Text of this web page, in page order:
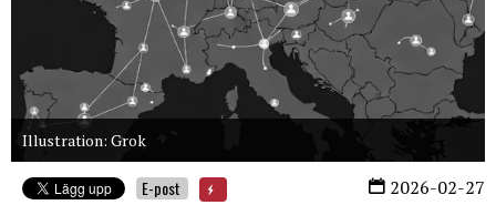
Illustration: Grok
2026-02-27
E-post